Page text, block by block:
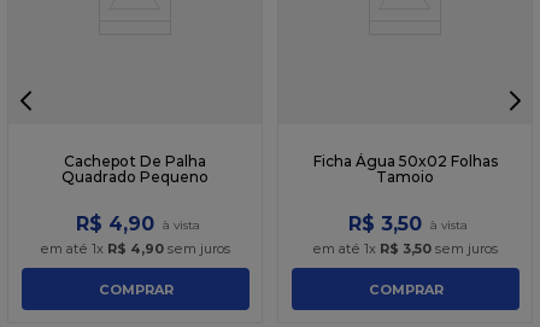
Cachepot De Palha
Quadrado Pequeno
R$ 4,90
em até 1x R$ 4,90 sem juros
COMPRAR
Ficha Água 50x02 Folhas
Tamoio
R$ 3,50
em até 1x R$ 3,50 sem juros
COMPRAR